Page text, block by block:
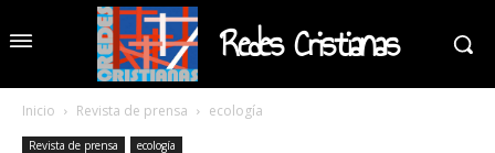
Redes Cristianas
Inicio Revista de prensa ecología
Revista de prensa ecología